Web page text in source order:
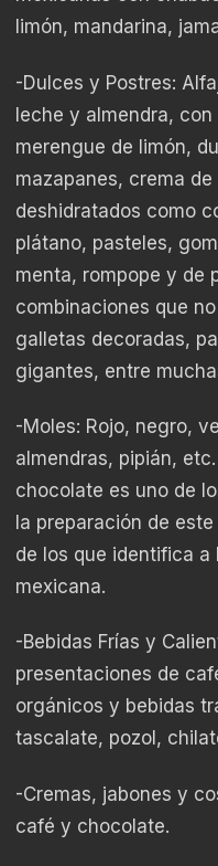
limón, mandarina,
-Dulces y Postres:
leche y almendra,
merengue de limón,
mazapanes, crema
deshidratados como
plátano, pasteles,
menta, rompope y de
combinaciones que
galletas decoradas,
gigantes, entre
-Moles: Rojo, negro,
almendras, pipián,
chocolate es uno de
la preparación de
de los que identifica
mexicana.
-Bebidas Frías y
presentaciones de
orgánicos y bebidas
tascalate, pozol,
-Cremas, jabones y
café y chocolate.